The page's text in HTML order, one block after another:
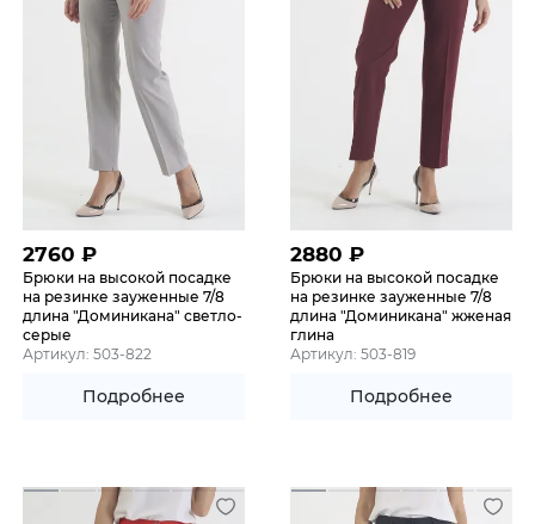
2760 ₽
Брюки на высокой посадке
на резинке зауженные 7/8
длина "Доминикана" светло-
серые
Артикул: 503-822
Подробнее
2880 ₽
Брюки на высокой посадке
на резинке зауженные 7/8
длина "Доминикана" жженая
глина
Артикул: 503-819
Подробнее